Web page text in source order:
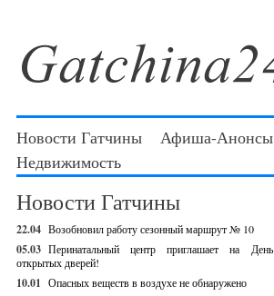
Новости Гатчины Афиша-Анонсы
Недвижимость
Новости Гатчины
22.04 Возобновил работу сезонный маршрут № 10
05.03 Перинатальный центр приглашает на День
открытых дверей!
10.01 Опасных веществ в воздухе не обнаружено